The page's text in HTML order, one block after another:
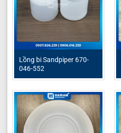
Lồng bi Sandpiper 670-
046-552